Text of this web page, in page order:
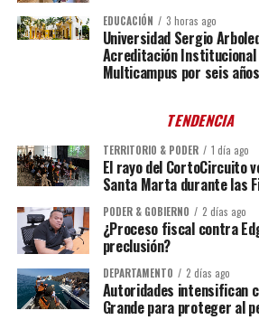
EDUCACIÓN 3 horas ago
Universidad Sergio
Acreditación Institucional
Multicampus por seis años
TENDENCIA
TERRITORIO & PODER 1 día ago
El rayo del CortoCircuito
Santa Marta durante las
PODER & GOBIERNO 2 días ago
¿Proceso fiscal contra
preclusión?
DEPARTAMENTO 2 días ago
Autoridades intensifican
Grande para proteger al